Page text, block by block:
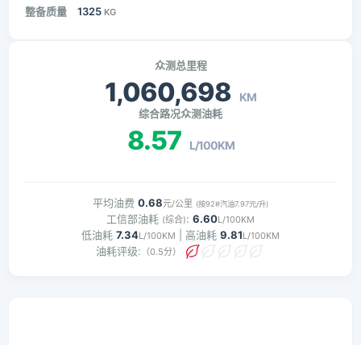
整备质量 1325 KG
众测总里程
1,060,698 KM
综合路况众测油耗
8.57 L/100KM
平均油费 0.68元/公里 (按92#汽油7.97元/升)
工信部油耗 (综合): 6.60L/100KM
低油耗 7.34L/100KM | 高油耗 9.81L/100KM
油耗评级: （0.5分）